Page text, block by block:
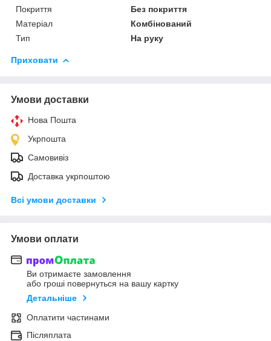
Покриття
Без покриття
Матеріал
Комбінований
Тип
На руку
Приховати
Умови доставки
Нова Пошта
Укрпошта
Самовивіз
Доставка укрпоштою
Всі умови доставки
Умови оплати
Ви отримаєте замовлення
або гроші повернуться на вашу картку
Детальніше
Оплатити частинами
Післяплата